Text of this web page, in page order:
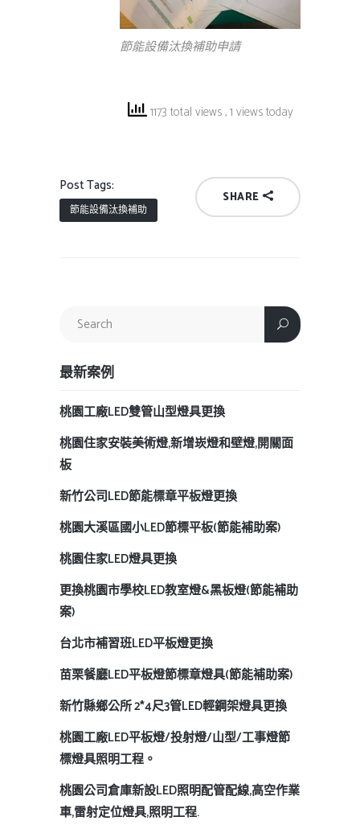
節能設備汰換補助申請
1173 total views, 1 views today
Post Tags:
節能設備汰換補助
SHARE
最新案例
桃園工廠LED雙管山型燈具更換
桃園住家安裝美術燈,新增崁燈和壁燈,開關面
板
新竹公司LED節能標章平板燈更換
桃園大溪區國小LED節標平板(節能補助案)
桃園住家LED燈具更換
更換桃園市學校LED教室燈&黑板燈(節能補助
案)
台北市補習班LED平板燈更換
苗栗餐廳LED平板燈節標章燈具(節能補助案)
新竹縣鄉公所 2*4尺3管LED輕鋼架燈具更換
桃園工廠LED平板燈/投射燈/山型/工事燈節
標燈具照明工程。
桃園公司倉庫新設LED照明配管配線,高空作業
車,雷射定位燈具,照明工程.